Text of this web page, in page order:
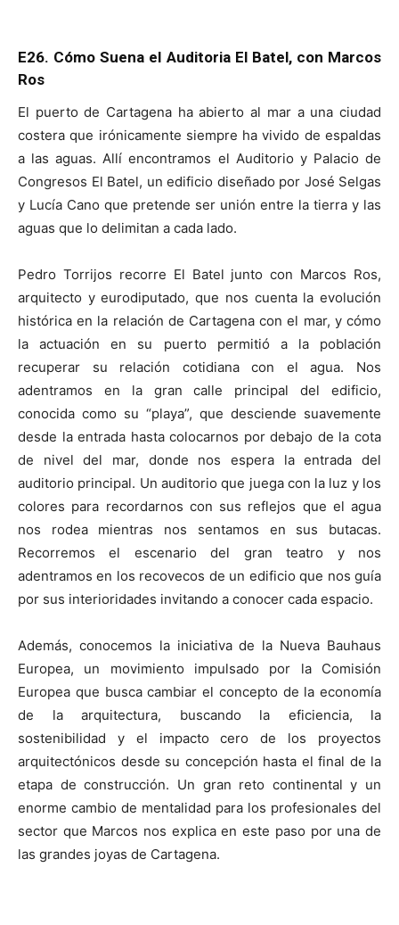
E26. Cómo Suena el Auditoria El Batel, con Marcos
Ros
El puerto de Cartagena ha abierto al mar a una ciudad
costera que irónicamente siempre ha vivido de espaldas
a las aguas. Allí encontramos el Auditorio y Palacio de
Congresos El Batel, un edificio diseñado por José Selgas
y Lucía Cano que pretende ser unión entre la tierra y las
aguas que lo delimitan a cada lado.
Pedro Torrijos recorre El Batel junto con Marcos Ros,
arquitecto y eurodiputado, que nos cuenta la evolución
histórica en la relación de Cartagena con el mar, y cómo
la actuación en su puerto permitió a la población
recuperar su relación cotidiana con el agua. Nos
adentramos en la gran calle principal del edificio,
conocida como su “playa”, que desciende suavemente
desde la entrada hasta colocarnos por debajo de la cota
de nivel del mar, donde nos espera la entrada del
auditorio principal. Un auditorio que juega con la luz y los
colores para recordarnos con sus reflejos que el agua
nos rodea mientras nos sentamos en sus butacas.
Recorremos el escenario del gran teatro y nos
adentramos en los recovecos de un edificio que nos guía
por sus interioridades invitando a conocer cada espacio.
Además, conocemos la iniciativa de la Nueva Bauhaus
Europea, un movimiento impulsado por la Comisión
Europea que busca cambiar el concepto de la economía
de la arquitectura, buscando la eficiencia, la
sostenibilidad y el impacto cero de los proyectos
arquitectónicos desde su concepción hasta el final de la
etapa de construcción. Un gran reto continental y un
enorme cambio de mentalidad para los profesionales del
sector que Marcos nos explica en este paso por una de
las grandes joyas de Cartagena.